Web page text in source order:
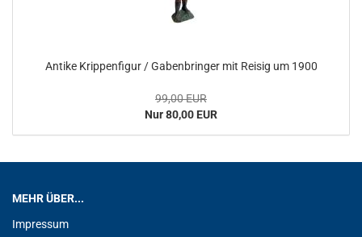
Antike Krippenfigur / Gabenbringer mit Reisig um 1900
99,00 EUR
Nur 80,00 EUR
MEHR ÜBER...
Impressum